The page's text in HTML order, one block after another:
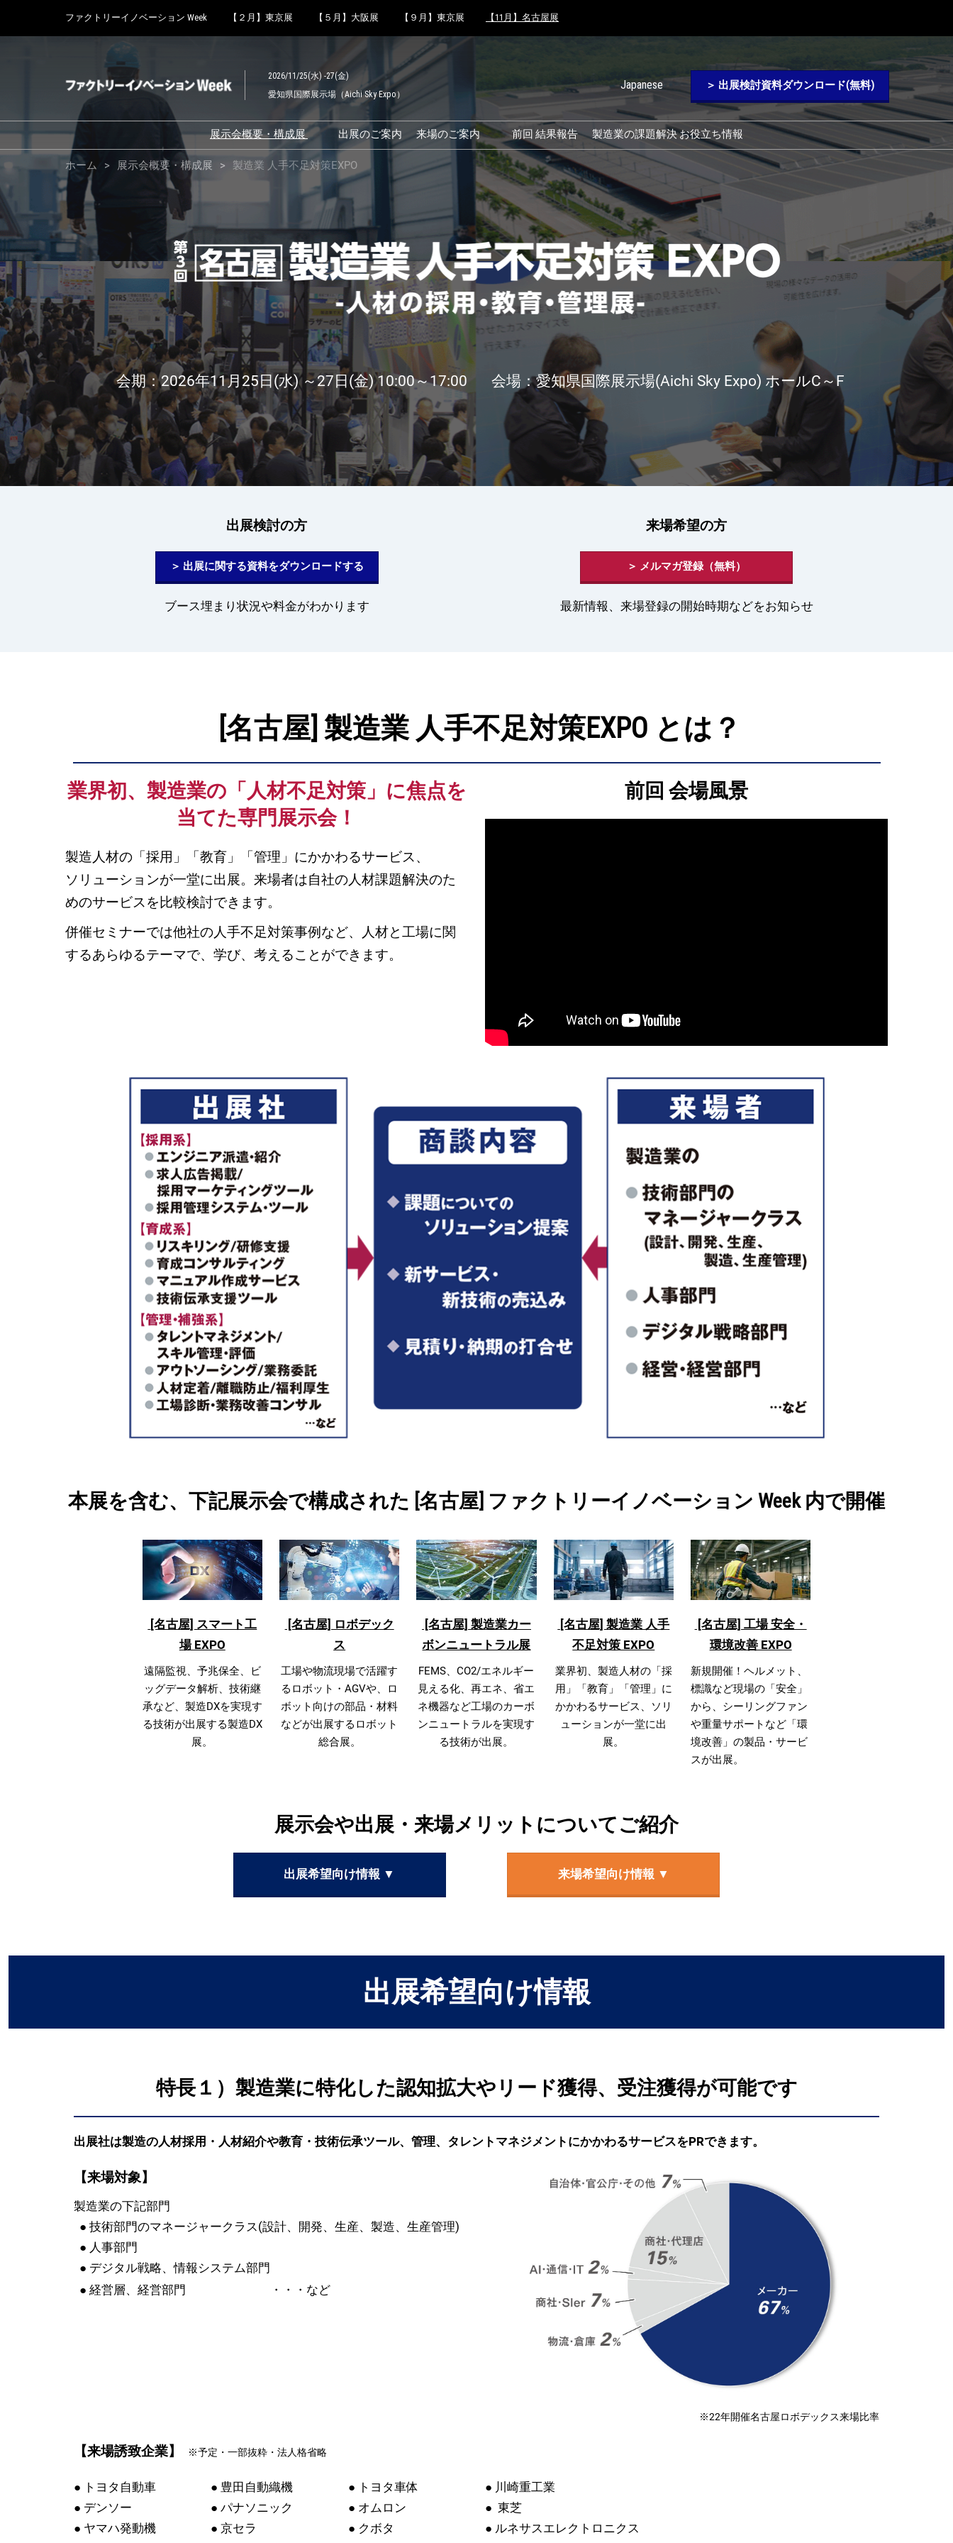
キ
し
む
to
ファクトリーイノベーション Week 【２月】東京展 【５月】大阪展 【９月】東京展 【11月】名古屋展
2026/11/25(水) -27(金)
愛知県国際展示場（Aichi Sky Expo）
Japanese
Japanese
English
Simplified Chinese
Korean (Naver Blog)
＞ 出展検討資料ダウンロード(無料)
展示会概要・構成展
展示会概要
【2025年10月】ファクトリ
ーイノベーション Week 結果
スマート工場 EXPO
ロボデックス
製造業カーボンニュートラ
ル展
製造業 人手不足対策EXPO
工場 安全・環境改善 EXPO
出展のご案内 来場のご案内
来場のご案内
効率的なブースのまわり方
交通アクセス
来場に関するFAQ
展示会・セミナー参加ポリ
シー
前回 結果報告 製造業の課題解決 お役立ち情報
ホーム 展示会概要・構成展 製造業 人手不足対策EXPO
製
造
業
向
け
人
材
の
採
用・
展
示
会
「製
造
EXPO」
2026
11
会期：2026年11月25日(水) ～27日(金) 10:00～17:00 会場：愛知県国際展示場(Aichi Sky Expo) ホールC～F
出展検討の方
＞ 出展に関する資料をダウンロードする
ブース埋まり状況や料金がわかります
来場希望の方
＞ メルマガ登録（無料）
最新情報、来場登録の開始時期などをお知らせ
[名古屋] 製造業 人手不足対策EXPO とは？
業界初、製造業の「人材不足対策」に焦点を
当てた専門展示会！
製造人材の「採用」「教育」「管理」にかかわるサービス、
ソリューションが一堂に出展。来場者は自社の人材課題解決のた
めのサービスを比較検討できます。
併催セミナーでは他社の人手不足対策事例など、人材と工場に関
するあらゆるテーマで、学び、考えることができます。
前回 会場風景
本展を含む、下記展示会で構成された [名古屋] ファクトリーイノベーション Week 内で開催
[名古屋] スマート工
場 EXPO
遠隔監視、予兆保全、ビ
ッグデータ解析、技術継
承など、製造DXを実現す
る技術が出展する製造DX
展。
[名古屋] ロボデック
ス
工場や物流現場で活躍す
るロボット・AGVや、ロ
ボット向けの部品・材料
などが出展するロボット
総合展。
[名古屋] 製造業カー
ボンニュートラル展
FEMS、CO2/エネルギー
見える化、再エネ、省エ
ネ機器など工場のカーボ
ンニュートラルを実現す
る技術が出展。
[名古屋] 製造業 人手
不足対策 EXPO
業界初、製造人材の「採
用」「教育」「管理」に
かかわるサービス、ソリ
ューションが一堂に出
展。
[名古屋] 工場 安全・
環境改善 EXPO
新規開催！ヘルメット、
標識など現場の「安全」
から、シーリングファン
や重量サポートなど「環
境改善」の製品・サービ
スが出展。
展示会や出展・来場メリットについてご紹介
出展希望向け情報 ▼ 来場希望向け情報 ▼
出展希望向け情報
特長１）製造業に特化した認知拡大やリード獲得、受注獲得が可能です
出展社は製造の人材採用・人材紹介や教育・技術伝承ツール、管理、タレントマネジメントにかかわるサービスをPRできます。
【来場対象】
製造業の下記部門
● 技術部門のマネージャークラス(設計、開発、生産、製造、生産管理)
● 人事部門
● デジタル戦略、情報システム部門
● 経営層、経営部門 ・・・など
※22年開催名古屋ロボデックス来場比率
【来場誘致企業】 ※予定・一部抜粋・法人格省略
● トヨタ自動車
● デンソー
● ヤマハ発動機
● 豊田自動織機
● パナソニック
● 京セラ
● トヨタ車体
● オムロン
● クボタ
● 川崎重工業
● 東芝
● ルネサスエレクトロニクス